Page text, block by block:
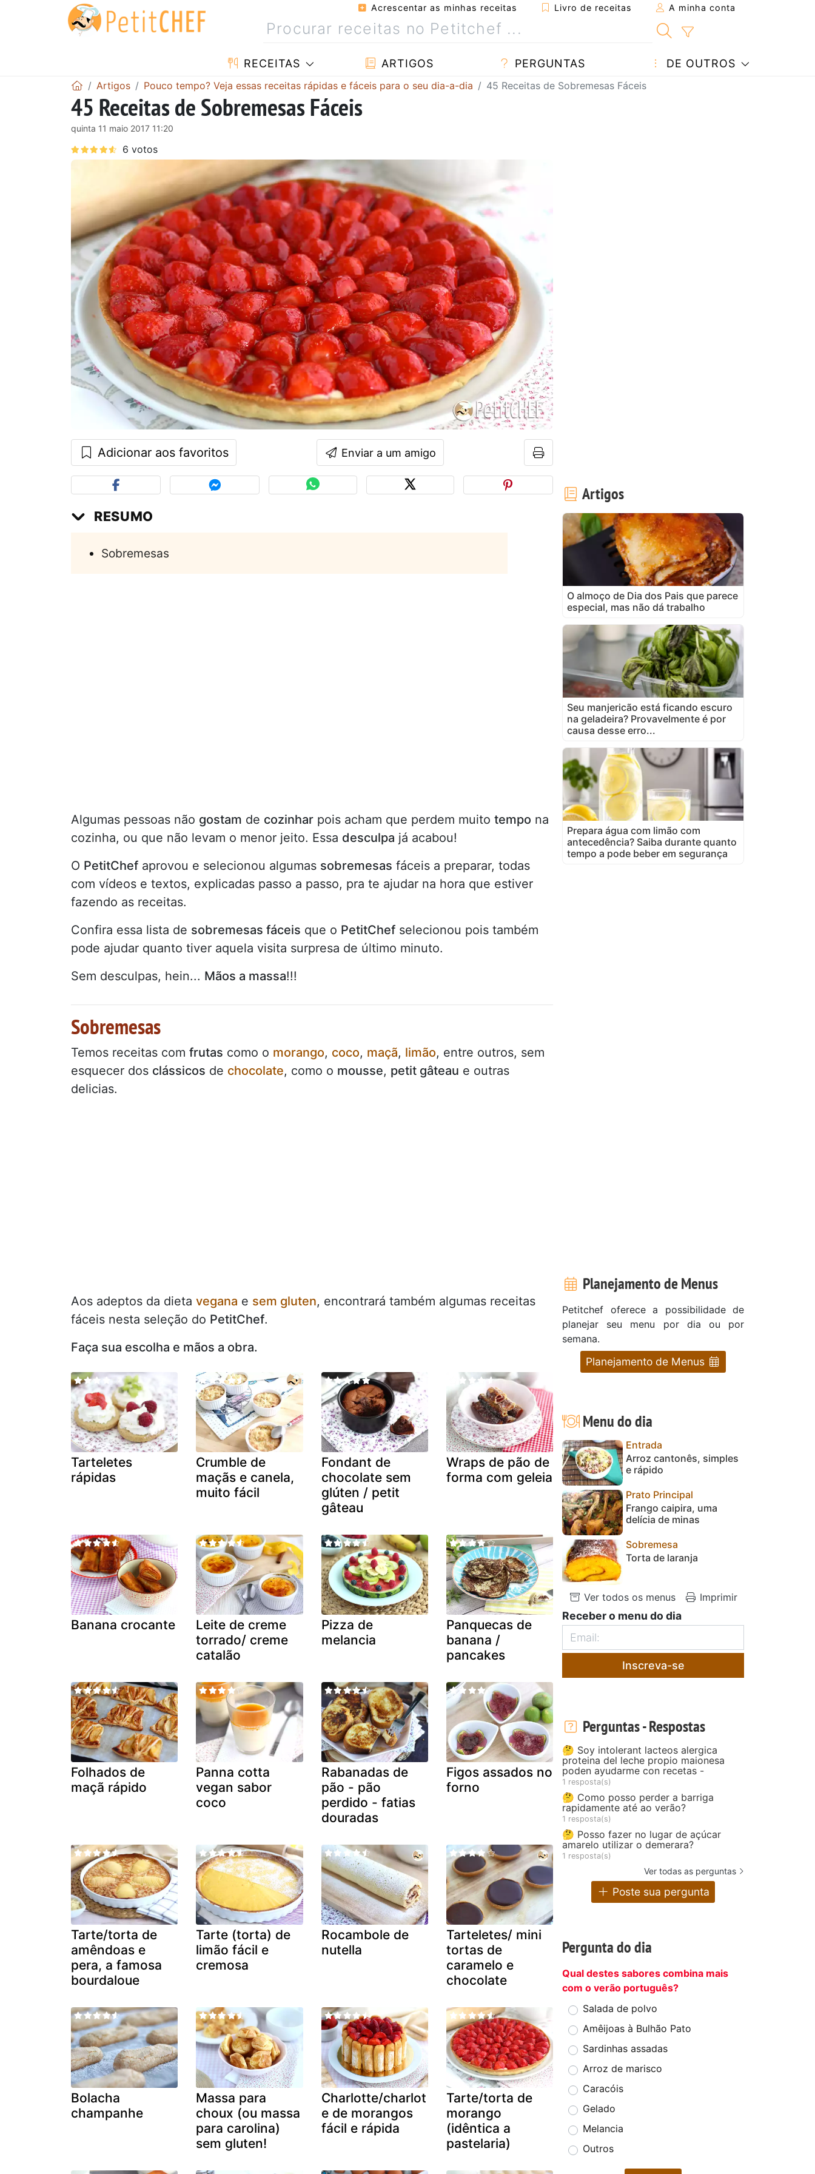
Acrescentar as minhas receitas Livro de receitas A minha conta
RECEITAS ARTIGOS PERGUNTAS DE OUTROS
Artigos Pouco tempo? Veja essas receitas rápidas e fáceis para o seu dia-a-dia 45 Receitas de Sobremesas Fáceis
45 Receitas de Sobremesas Fáceis
quinta 11 maio 2017 11:20
Adicionar aos favoritos Enviar a um amigo
RESUMO
Sobremesas
Algumas pessoas não gostam de cozinhar pois acham que perdem muito tempo na
cozinha, ou que não levam o menor jeito. Essa desculpa já acabou!
O PetitChef aprovou e selecionou algumas sobremesas fáceis a preparar, todas
com vídeos e textos, explicadas passo a passo, pra te ajudar na hora que estiver
fazendo as receitas.
Confira essa lista de sobremesas fáceis que o PetitChef selecionou pois também
pode ajudar quanto tiver aquela visita surpresa de último minuto.
Sem desculpas, hein... Mãos a massa!!!
Sobremesas
Temos receitas com frutas como o morango, coco, maçã, limão, entre outros, sem
esquecer dos clássicos de chocolate, como o mousse, petit gâteau e outras
delicias.
Aos adeptos da dieta vegana e sem gluten, encontrará também algumas receitas
fáceis nesta seleção do PetitChef.
Faça sua escolha e mãos a obra.
Tarteletes
rápidas
Crumble de
maçãs e canela,
muito fácil
Fondant de
chocolate sem
glúten / petit
gâteau
Wraps de pão de
forma com geleia
Banana crocante
Leite de creme
torrado/ creme
catalão
Pizza de
melancia
Panquecas de
banana /
pancakes
Folhados de
maçã rápido
Panna cotta
vegan sabor
coco
Rabanadas de
pão - pão
perdido - fatias
douradas
Figos assados no
forno
Tarte/torta de
amêndoas e
pera, a famosa
bourdaloue
Tarte (torta) de
limão fácil e
cremosa
Rocambole de
nutella
Tarteletes/ mini
tortas de
caramelo e
chocolate
Bolacha
champanhe
Massa para
choux (ou massa
para carolina)
sem gluten!
Charlotte/charlot
e de morangos
fácil e rápida
Tarte/torta de
morango
(idêntica a
pastelaria)
Artigos
O almoço de Dia dos Pais que parece
especial, mas não dá trabalho
Seu manjericão está ficando escuro
na geladeira? Provavelmente é por
causa desse erro...
Prepara água com limão com
antecedência? Saiba durante quanto
tempo a pode beber em segurança
Planejamento de Menus
Petitchef oferece a possibilidade de
planejar seu menu por dia ou por
semana.
Planejamento de Menus
Menu do dia
Entrada
Arroz cantonês, simples
e rápido
Prato Principal
Frango caipira, uma
delícia de minas
Sobremesa
Torta de laranja
Ver todos os menus Imprimir
Receber o menu do dia
Inscreva-se
Perguntas - Respostas
🤔 Soy intolerant lacteos alergica
proteina del leche propio maionesa
poden ayudarme con recetas -
1 resposta(s)
🤔 Como posso perder a barriga
rapidamente até ao verão?
1 resposta(s)
🤔 Posso fazer no lugar de açúcar
amarelo utilizar o demerara?
1 resposta(s)
Ver todas as perguntas
Poste sua pergunta
Pergunta do dia
Qual destes sabores combina mais
com o verão português?
Salada de polvo
Amêijoas à Bulhão Pato
Sardinhas assadas
Arroz de marisco
Caracóis
Gelado
Melancia
Outros